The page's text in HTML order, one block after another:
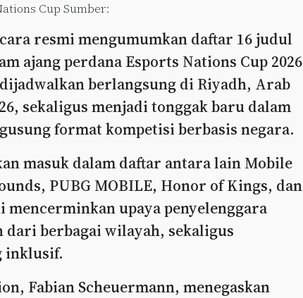
Cup Sumber:
resmi mengumumkan daftar 16 judul
ajang perdana Esports Nations Cup 2026
berlangsung di Riyadh, Arab
sekaligus menjadi tonggak baru dalam
format kompetisi berbasis negara.
masuk dalam daftar antara lain Mobile
PUBG MOBILE, Honor of Kings, dan
upaya penyelenggara
berbagai wilayah, sekaligus
inklusif.
Fabian Scheuermann, menegaskan